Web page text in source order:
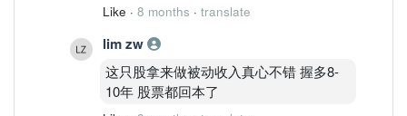
Like · 8 months · translate
lim zw
这只股拿来做被动收入真心不错 握多8-
10年 股票都回本了